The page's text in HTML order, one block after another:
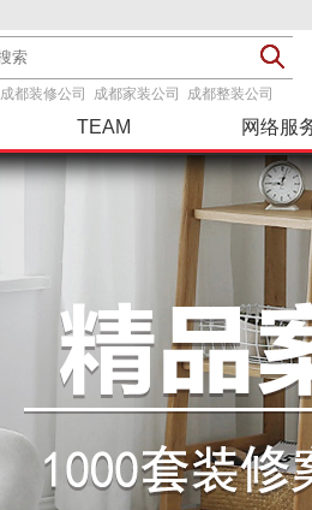
成都装修公司 成都家装公司 成都整装公司
联系我们
在建工地 整装
TEAM 网络服
工具服务 三方